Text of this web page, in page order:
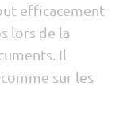
efficacement
lors de la
Il
sur les